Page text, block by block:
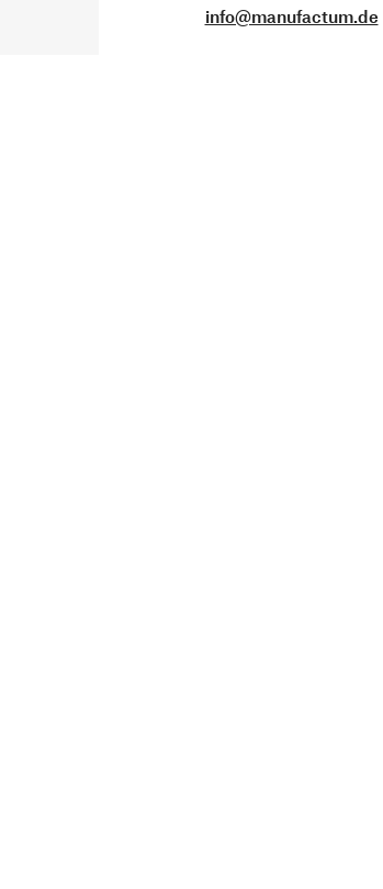
info@manufactum.de